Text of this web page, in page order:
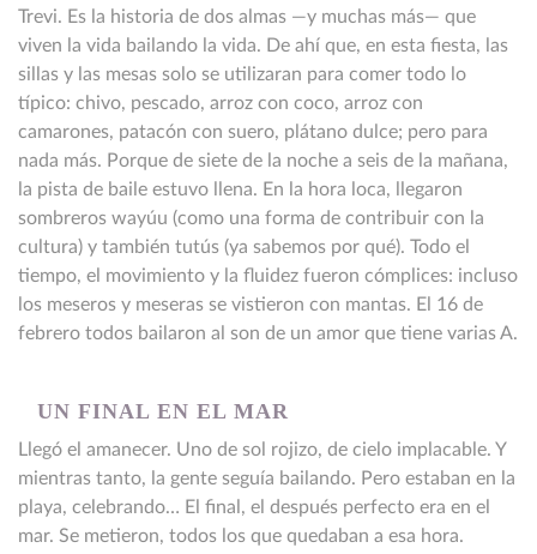
Trevi. Es la historia de dos almas —y muchas más— que
viven la vida bailando la vida. De ahí que, en esta fiesta, las
sillas y las mesas solo se utilizaran para comer todo lo
típico: chivo, pescado, arroz con coco, arroz con
camarones, patacón con suero, plátano dulce; pero para
nada más. Porque de siete de la noche a seis de la mañana,
la pista de baile estuvo llena. En la hora loca, llegaron
sombreros wayúu (como una forma de contribuir con la
cultura) y también tutús (ya sabemos por qué). Todo el
tiempo, el movimiento y la fluidez fueron cómplices: incluso
los meseros y meseras se vistieron con mantas. El 16 de
febrero todos bailaron al son de un amor que tiene varias A.
UN FINAL EN EL MAR
Llegó el amanecer. Uno de sol rojizo, de cielo implacable. Y
mientras tanto, la gente seguía bailando. Pero estaban en la
playa, celebrando… El final, el después perfecto era en el
mar. Se metieron, todos los que quedaban a esa hora.